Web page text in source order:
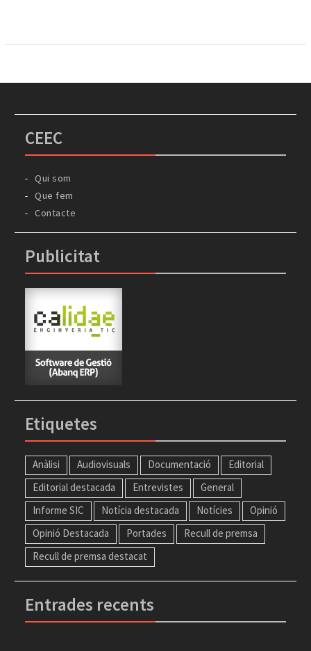
CEEC
Qui som
Que fem
Contacte
Publicitat
Etiquetes
Anàlisi Audiovisuals Documentació
Editorial
Editorial destacada
Entrevistes
General
Informe SIC
Notícia destacada Notícies
Opinió
Opinió Destacada
Portades
Recull de premsa
Recull de premsa destacat
Entrades recents